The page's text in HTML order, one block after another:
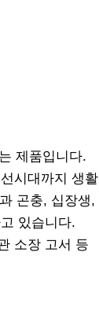
제품입니다.
시대까지 생활
곤충, 십장생,
있습니다.
소장 고서 등